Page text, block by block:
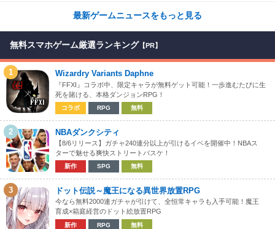
最新ゲームニュースをもっと見る
無料スマホゲーム厳選ランキング 【PR】
1 Wizardry Variants Daphne
『FFXI』コラボ中、限定キャラが無料ゲット可能！一歩進むたびに生
死を賭ける、本格ダンジョンRPG！
コラボ RPG 無料
2 NBAダンクシティ
【8/6リリース】ガチャ240連分以上が引けるイベを開催中！NBAス
ターで魅せる爽快ストリートバスケ！
新作 SPG 無料
3 ドット伝説～魔王になる異世界放置RPG
今なら無料2000連ガチャが引けて、全恒常キャラも入手可能！魔王
育成×箱庭経営のドット絵放置RPG
新作 RPG 無料